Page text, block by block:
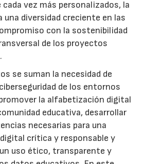
cada vez más personalizados, la
una diversidad creciente en las
con la sostenibilidad
de los proyectos
se suman la necesidad de
de los entornos
la alfabetización digital
educativa, desarrollar
necesarias para una
crítica y responsable y
uso ético, transparente y